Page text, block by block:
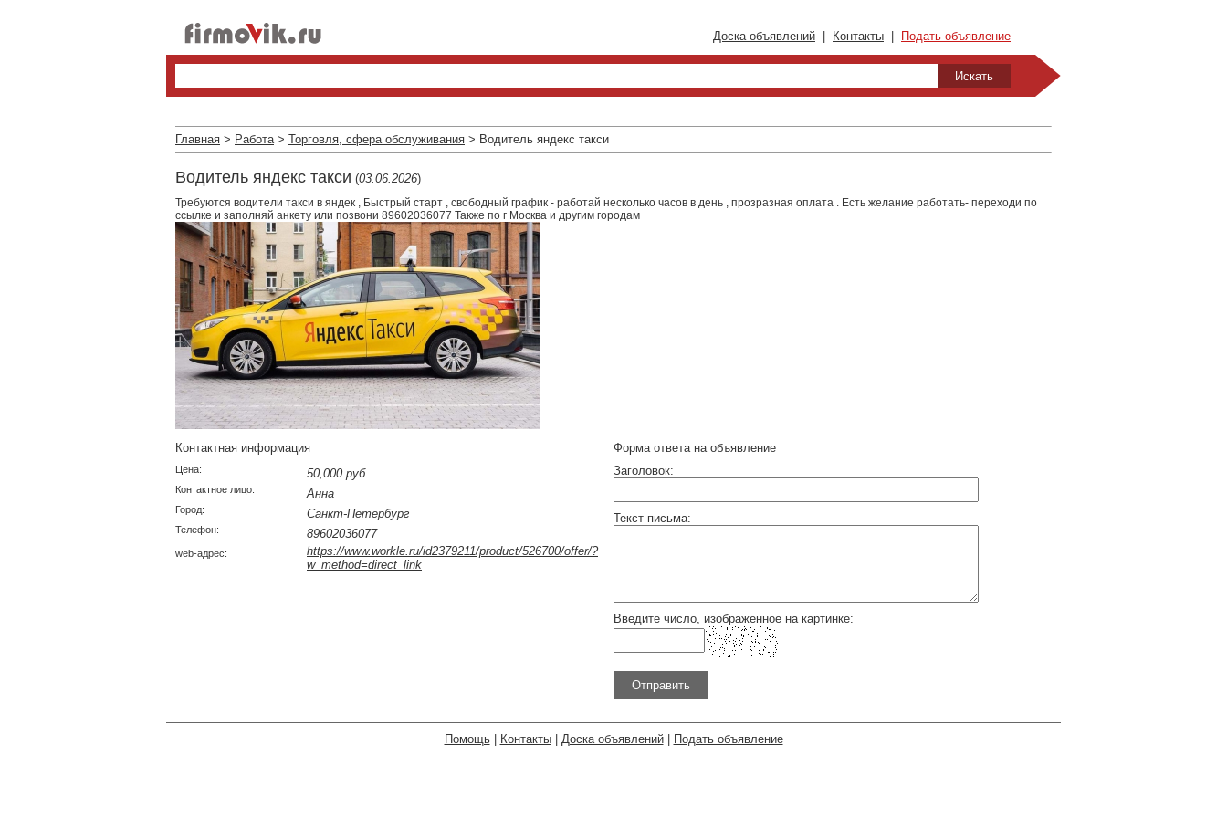
Доска объявлений Контакты Подать объявление
Главная > Работа> Торговля, сфера обслуживания > Водитель яндекс такси
Водитель яндекс такси (03.06.2026)
Требуются водители такси в яндек , Быстрый старт , свободный график - работай несколько часов в день , прозразная оплата . Есть желание работать- переходи по
ссылке и заполняй анкету или позвони 89602036077 Также по г Москва и другим городам
Контактная информация
Цена: 50,000 руб.
Контактное лицо: Анна
Город: Санкт-Петербург
Телефон: 89602036077
web-адрес:
https://www.workle.ru/id2379211/product/526700/offer/?
w_method=direct_link
Форма ответа на объявление
Заголовок:
Текст письма:
Введите число, изображенное на картинке:
Помощь| Контакты| Доска объявлений| Подать объявление